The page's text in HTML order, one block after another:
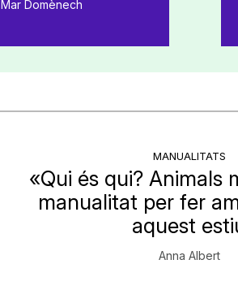
Mar Domènech
MANUALITATS
«Qui és qui? Animals
manualitat per fer
aquest
Anna Albert